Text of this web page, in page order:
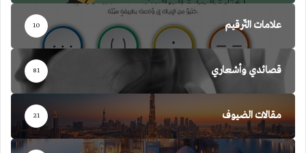
علامات التّرقيم 10
قصائدي وأشعاري 81
مقالات الضيوف 21